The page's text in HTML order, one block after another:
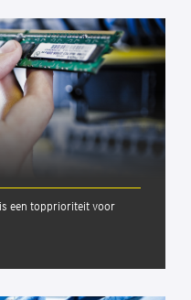
een topprioriteit voor